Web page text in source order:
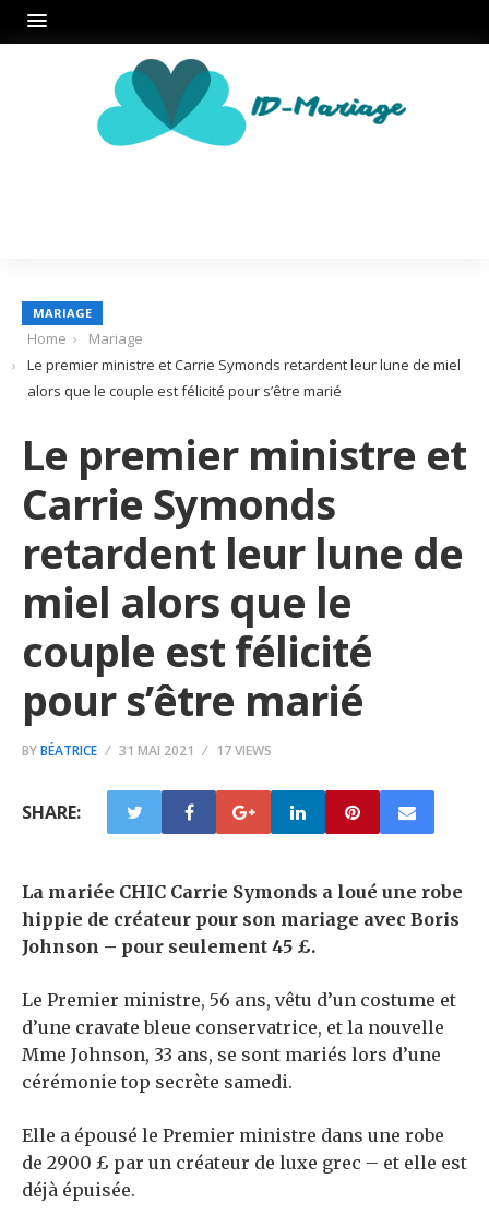
MARIAGE
Home
Mariage
Le premier ministre et Carrie Symonds retardent leur lune de miel
alors que le couple est félicité pour s’être marié
Le premier ministre et
Carrie Symonds
retardent leur lune de
miel alors que le
couple est félicité
pour s’être marié
BYBÉATRICE 31 MAI 2021 17 VIEWS
SHARE:
La mariée CHIC Carrie Symonds a loué une robe
hippie de créateur pour son mariage avec Boris
Johnson – pour seulement 45 £.
Le Premier ministre, 56 ans, vêtu d’un costume et
d’une cravate bleue conservatrice, et la nouvelle
Mme Johnson, 33 ans, se sont mariés lors d’une
cérémonie top secrète samedi.
Elle a épousé le Premier ministre dans une robe
de 2900 £ par un créateur de luxe grec – et elle est
déjà épuisée.